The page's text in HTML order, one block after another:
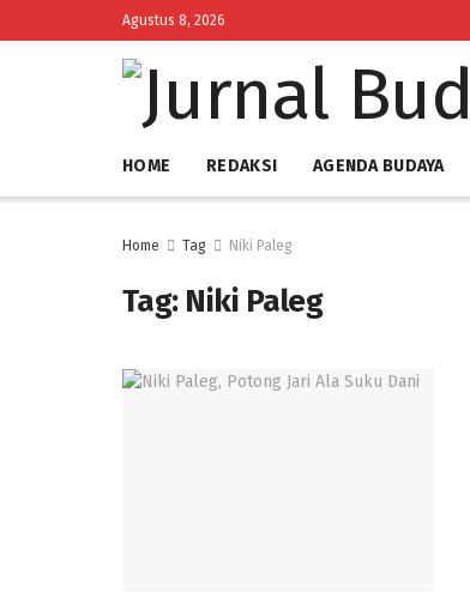
Agustus 8, 2026
HOME REDAKSI AGENDA BUDAYA
Home Tag Niki Paleg
Tag: Niki Paleg